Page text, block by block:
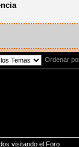
Ordenar
visitando el Foro